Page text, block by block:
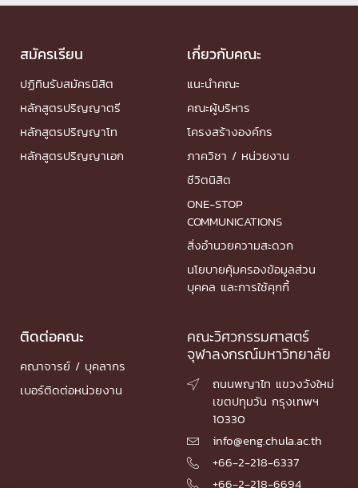
สมัครเรียน
ปฏิทินรับสมัครนิสิต
หลักสูตรปริญญาตรี
หลักสูตรปริญญาโท
หลักสูตรปริญญาเอก
เกี่ยวกับคณะ
แนะนำคณะ
คณะผู้บริหาร
โครงสร้างองค์กร
ภาควิชา / หน่วยงาน
ชีวิตนิสิต
ONE-STOP
COMMUNICATIONS
สิ่งอำนวยความสะดวก
นโยบายคุ้มครองข้อมูลส่วน
บุคคล และการใช้คุกกี้
ติดต่อคณะ
คณาจารย์ / บุคลากร
เบอร์ติดต่อหน่วยงาน
คณะวิศวกรรมศาสตร์
จุฬาลงกรณ์มหาวิทยาลัย

ถนนพญาไท แขวงวังใหม่
เขตปทุมวัน กรุงเทพฯ
10330
 info@eng.chula.ac.th
 +66-2-218-6337
 +66-2-218-6694